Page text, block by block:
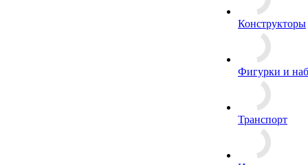
Конструкторы
Фигурки и
Транспорт